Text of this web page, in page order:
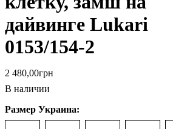
дайвинге Lukari
0153/154-2
2 480,00грн
В наличии
Размер Украина: